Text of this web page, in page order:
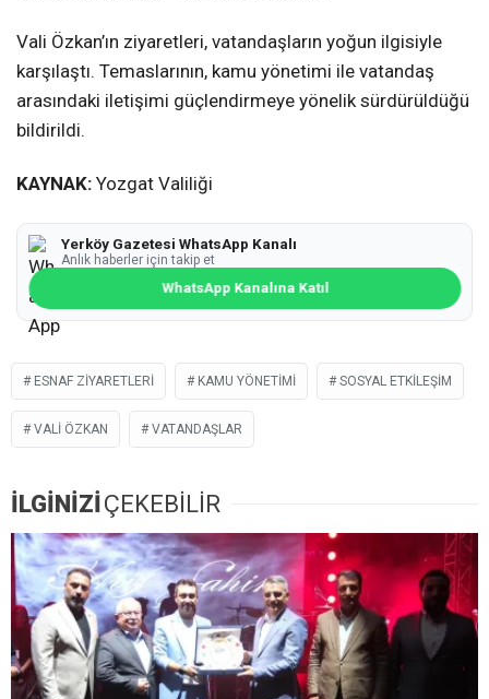
Vali Özkan’ın ziyaretleri, vatandaşların yoğun ilgisiyle
karşılaştı. Temaslarının, kamu yönetimi ile vatandaş
arasındaki iletişimi güçlendirmeye yönelik sürdürüldüğü
bildirildi.
KAYNAK: Yozgat Valiliği
Yerköy Gazetesi WhatsApp Kanalı
Anlık haberler için takip et
WhatsApp Kanalına Katıl
ESNAF ZIYARETLERI KAMU YÖNETIMI SOSYAL ETKILEŞIM
VALI ÖZKAN VATANDAŞLAR
İLGİNİZİ ÇEKEBİLİR